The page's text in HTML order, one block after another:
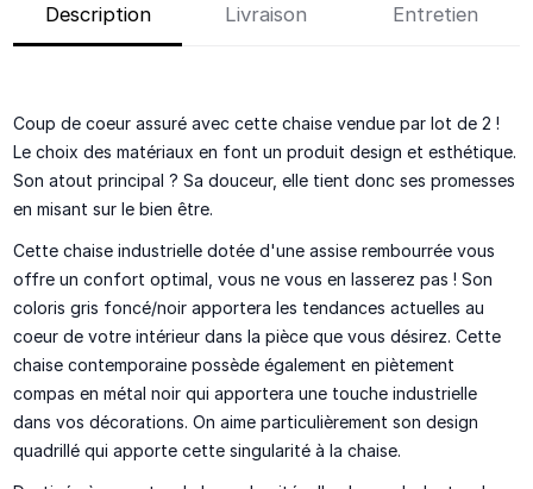
Description Livraison Entretien
Coup de coeur assuré avec cette chaisevendue par lot de 2 !
Le choix des matériaux en font un produitdesign etesthétique.
Son atout principal ? Sa douceur, elle tient donc ses promesses
en misant sur lebien être.
Cette chaise industrielle dotée d'une assise rembourrée vous
offre unconfort optimal , vous ne vous en lasserez pas ! Son
coloris gris foncé/noir apportera les tendances actuelles au
coeur de votre intérieur dans la pièce que vous désirez. Cette
chaise contemporaine possède également en piètement
compas en métal noir qui apportera une touche industrielle
dans vos décorations. On aime particulièrement sondesign
quadrillé qui apporte cette singularité à la chaise.